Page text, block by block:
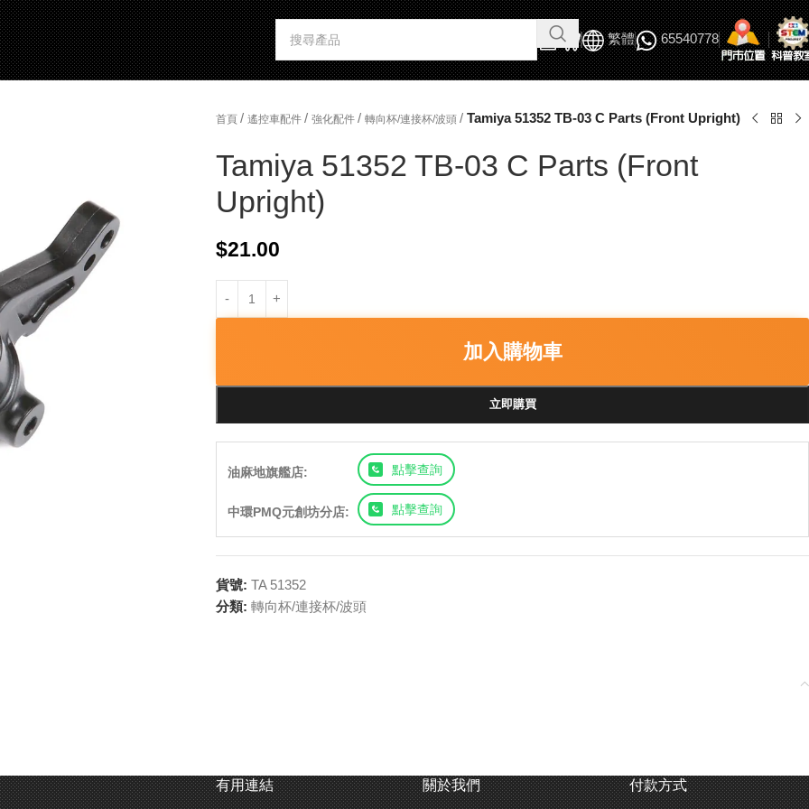
繁體 65540778
首頁 / 遙控車配件 / 強化配件 / 轉向杯/連接杯/波頭 / Tamiya 51352 TB-03 C Parts (Front Upright)
Tamiya 51352 TB-03 C Parts (Front
Upright)
$21.00
加入購物車
立即購買
油麻地旗艦店: 點擊查詢
中環PMQ元創坊分店: 點擊查詢
貨號: TA 51352
分類: 轉向杯/連接杯/波頭
有用連結 關於我們 付款方式